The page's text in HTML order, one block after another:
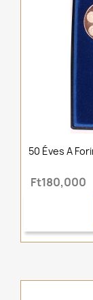
50 Éves A
Ft180,000